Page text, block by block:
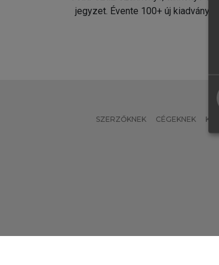
jegyzet. Évente 100+ új kiadvány.
SZERZŐKNEK CÉGEKNEK